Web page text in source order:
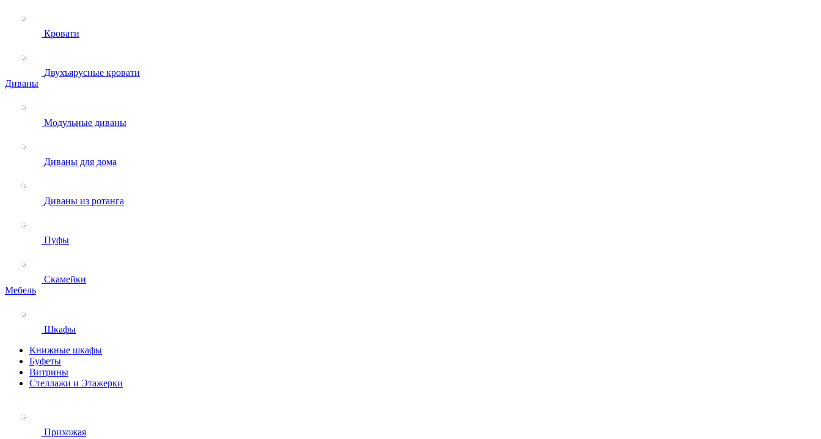
Кровати
Двухъярусные кровати
Диваны
Модульные диваны
Диваны для дома
Диваны из ротанга
Пуфы
Скамейки
Мебель
Шкафы
Книжные шкафы
Буфеты
Витрины
Стеллажи и Этажерки
Прихожая